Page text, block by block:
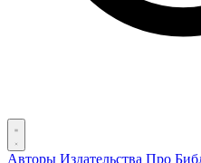
Авторы Издательства Про